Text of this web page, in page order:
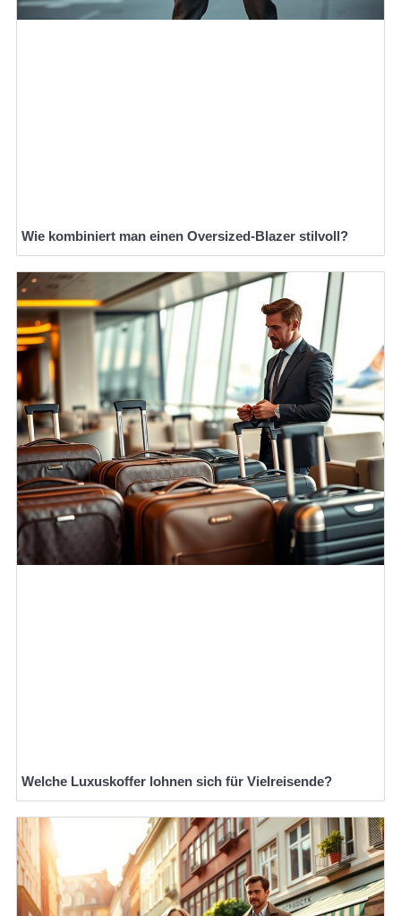
Wie kombiniert man einen Oversized-Blazer stilvoll?
Welche Luxuskoffer lohnen sich für Vielreisende?